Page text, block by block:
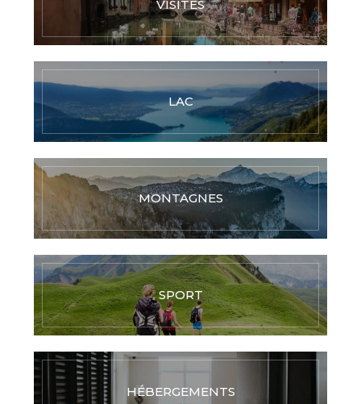
VISITES
LAC
MONTAGNES
SPORT
HÉBERGEMENTS